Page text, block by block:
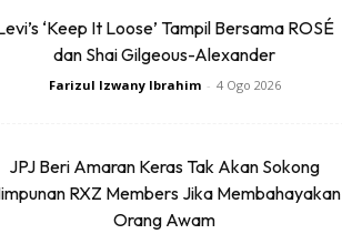
‘Keep It Loose’ Tampil Bersama ROSÉ
dan Shai Gilgeous-Alexander
Farizul Izwany Ibrahim - 4 Ogo 2026
JPJ Beri Amaran Keras Tak Akan Sokong
RXZ Members Jika Membahayakan
Orang Awam